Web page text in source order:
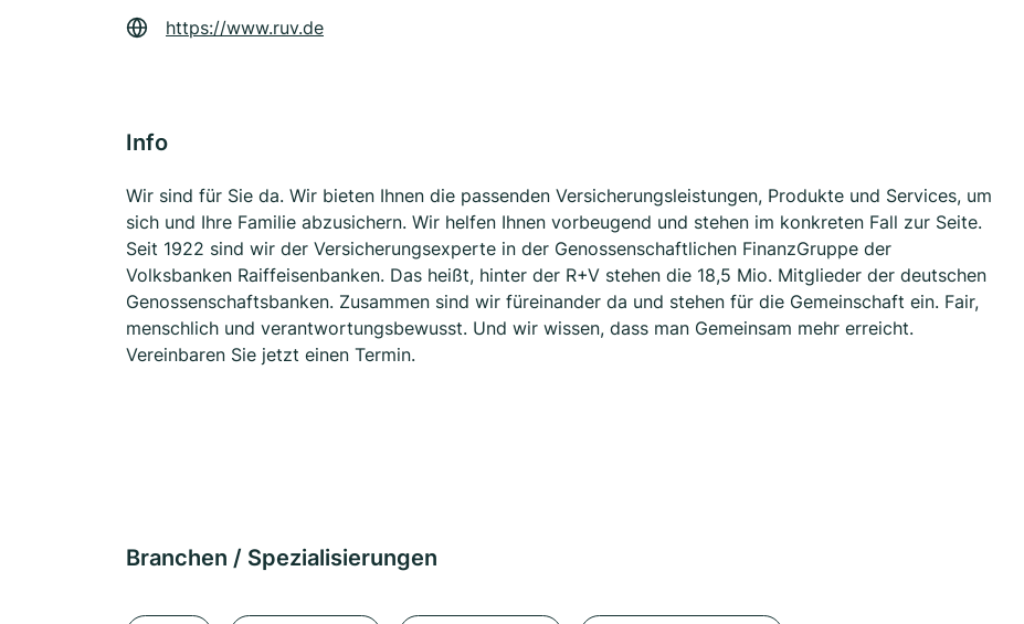
https://www.ruv.de
Info
Wir sind für Sie da. Wir bieten Ihnen die passenden Versicherungsleistungen, Produkte und Services, um
sich und Ihre Familie abzusichern. Wir helfen Ihnen vorbeugend und stehen im konkreten Fall zur Seite.
Seit 1922 sind wir der Versicherungsexperte in der Genossenschaftlichen FinanzGruppe der
Volksbanken Raiffeisenbanken. Das heißt, hinter der R+V stehen die 18,5 Mio. Mitglieder der deutschen
Genossenschaftsbanken. Zusammen sind wir füreinander da und stehen für die Gemeinschaft ein. Fair,
menschlich und verantwortungsbewusst. Und wir wissen, dass man Gemeinsam mehr erreicht.
Vereinbaren Sie jetzt einen Termin.
Branchen / Spezialisierungen